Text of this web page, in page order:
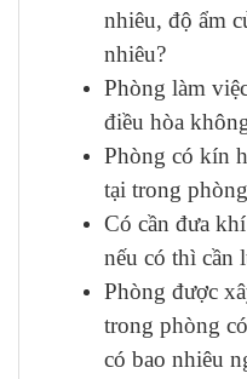
nhiêu, độ ẩm
nhiêu?
Phòng làm
điều hòa
Phòng có kín
tại trong
Có cần đưa
nếu có thì cần
Phòng được
trong phòng
có bao nhiêu